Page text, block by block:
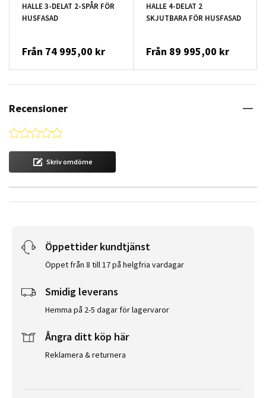
HALLE 3-DELAT 2-SPÅR FÖR
HUSFASAD
Från 74 995,00 kr
HALLE 4-DELAT 2
SKJUTBARA FÖR HUSFASAD
Från 89 995,00 kr
Recensioner
0.0 star rating
Skriv omdöme
Öppettider kundtjänst
Öppet från 8 till 17 på helgfria vardagar
Smidig leverans
Hemma på 2-5 dagar för lagervaror
Ångra ditt köp här
Reklamera & returnera